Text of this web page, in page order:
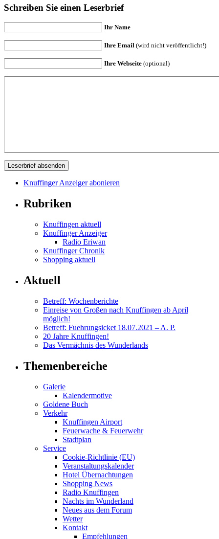
Schreiben Sie einen Leserbrief
Ihr Name
Ihre Email (wird nicht veröffentlicht!)
Ihre Webseite (optional)
Knuffinger Anzeiger abonieren
Rubriken
Knuffingen aktuell
Knuffinger Anzeiger
Radio Eriwan
Knuffinger Chronik
Shopping aktuell
Aktuell
Betreff: Wochenberichte
Einreise von Großen nach Knuffingen ab April
möglich!
Betreff: Fuehrungsicket 18.07.2021 – A. P.
20 Jahre Knuffingen!
Das Vermächnis des Wunderlands
Themenbereiche
Galerie
Kalendermotive
Goldene Buch
Verkehr
Knuffingen Airport
Feuerwache & Feuerwehr
Stadtplan
Service
Cookie-Richtlinie (EU)
Veranstaltungskalender
Hotel Übernachtungen
Shopping News
Radio Knuffingen
Nachts im Wunderland
Neues aus dem Forum
Wetter
Kontakt
Empfehlungen